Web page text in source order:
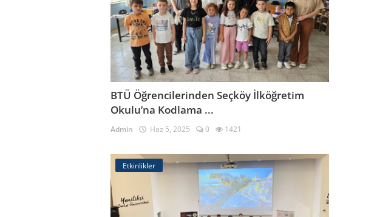
BTÜ Öğrencilerinden Seçköy İlköğretim
Okulu’na Kodlama ...
Admin Haz 5, 2025 0 1421
Etkinlikler